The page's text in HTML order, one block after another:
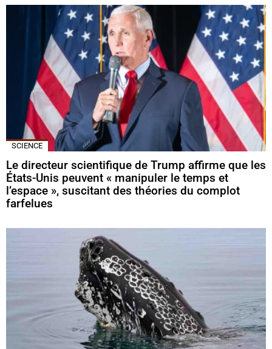
SCIENCE
Le directeur scientifique de Trump affirme que les
États-Unis peuvent « manipuler le temps et
l’espace », suscitant des théories du complot
farfelues